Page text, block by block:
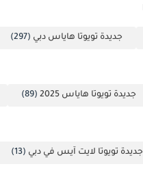
جديدة تويوتا هاياس دبي (297)
جديدة تويوتا هاياس 2025 (89)
جديدة تويوتا لايت آيس في دبي (13)